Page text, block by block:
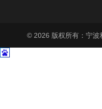
© 2026 版权所有：宁